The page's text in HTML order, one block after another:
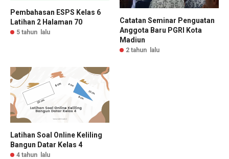
Pembahasan ESPS Kelas 6
Latihan 2 Halaman 70
5 tahun lalu
Catatan Seminar Penguatan
Anggota Baru PGRI Kota
Madiun
2 tahun lalu
Latihan Soal Online Keliling
Bangun Datar Kelas 4
4 tahun lalu